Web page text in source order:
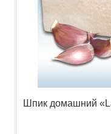
Шпик домашний